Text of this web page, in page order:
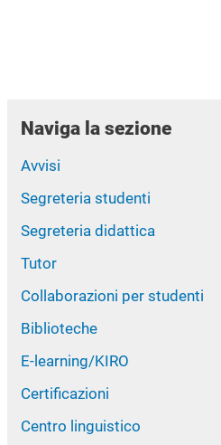
Naviga la sezione
Avvisi
Segreteria studenti
Segreteria didattica
Tutor
Collaborazioni per studenti
Biblioteche
E-learning/KIRO
Certificazioni
Centro linguistico